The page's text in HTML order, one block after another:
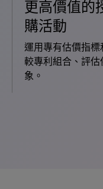
更高價值的
購活動
運用專有估價指
較專利組合、評
象。